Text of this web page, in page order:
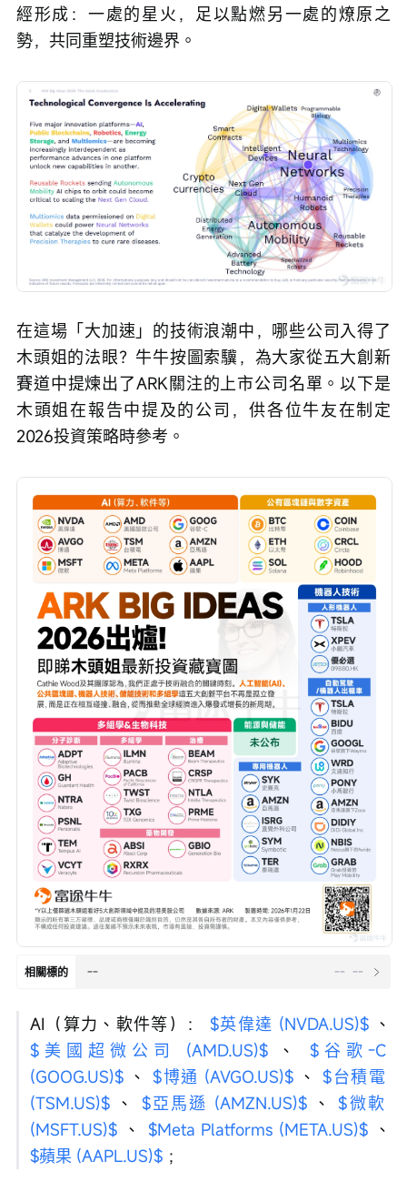
經形成：一處的星火，足以點燃另一處的燎原之
勢，共同重塑技術邊界。
在這場「大加速」的技術浪潮中，哪些公司入得了
木頭姐的法眼？牛牛按圖索驥，為大家從五大創新
賽道中提煉出了ARK關注的上市公司名單。以下是
木頭姐在報告中提及的公司，供各位牛友在制定
2026投資策略時參考。
相關標的 -- -- --
AI（算力、軟件等）： $英偉達 (NVDA.US)$ 、
$美國超微公司 (AMD.US)$ 、 $谷歌-C
(GOOG.US)$ 、 $博通 (AVGO.US)$ 、 $台積電
(TSM.US)$ 、 $亞馬遜 (AMZN.US)$ 、 $微軟
(MSFT.US)$ 、 $Meta Platforms (META.US)$ 、
$蘋果 (AAPL.US)$ ；